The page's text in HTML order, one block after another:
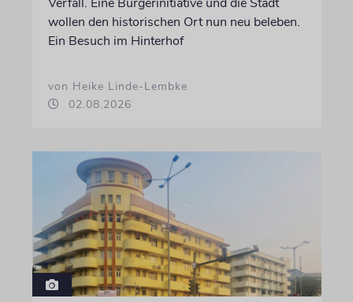
wollen den historischen Ort nun neu beleben.
Ein Besuch im Hinterhof
von Heike Linde-Lembke
02.08.2026